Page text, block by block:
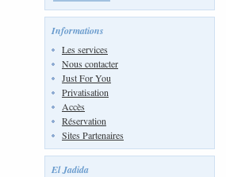
Informations
Les services
Nous contacter
Just For You
Privatisation
Accès
Réservation
Sites Partenaires
El Jadida